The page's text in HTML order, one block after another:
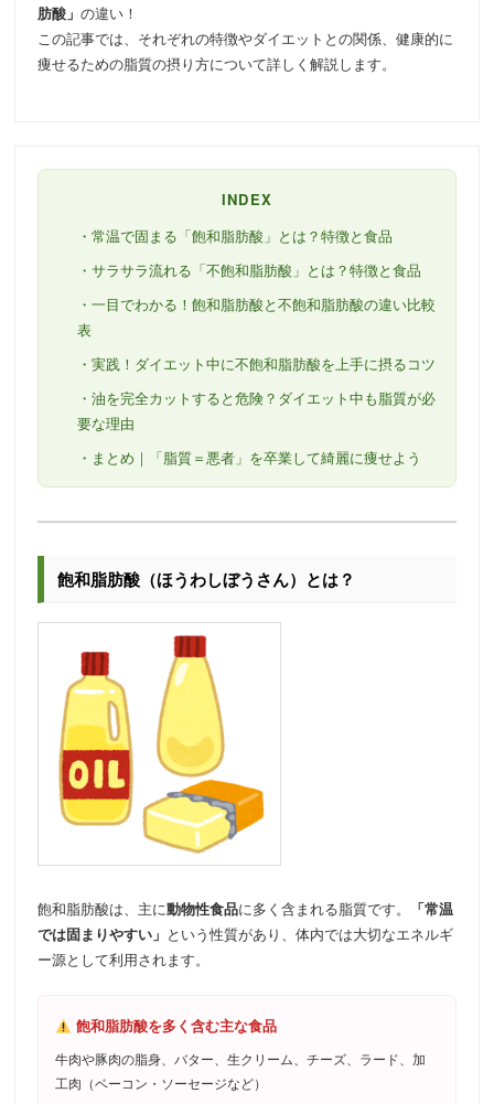
肪酸」の違い！
この記事では、それぞれの特徴やダイエットとの関係、健康的に
痩せるための脂質の摂り方について詳しく解説します。
INDEX
・常温で固まる「飽和脂肪酸」とは？特徴と食品
・サラサラ流れる「不飽和脂肪酸」とは？特徴と食品
・一目でわかる！飽和脂肪酸と不飽和脂肪酸の違い比較
表
・実践！ダイエット中に不飽和脂肪酸を上手に摂るコツ
・油を完全カットすると危険？ダイエット中も脂質が必
要な理由
・まとめ｜「脂質＝悪者」を卒業して綺麗に痩せよう
飽和脂肪酸（ほうわしぼうさん）とは？
飽和脂肪酸は、主に動物性食品に多く含まれる脂質です。
「常温
では固まりやすい」 という性質があり、体内では大切なエネルギ
ー源として利用されます。
飽和脂肪酸を多く含む主な食品
牛肉や豚肉の脂身、バター、生クリーム、チーズ、ラード、加
工肉（ベーコン・ソーセージなど）